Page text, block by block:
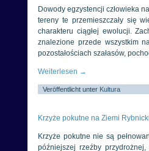
Dowody egzystencji człowieka
tereny te przemieszczały się
charakteru ciągłej ewolucji.
znalezione przede wszystkim
pozostałościach szałasów,
Weiterlesen →
Veröffentlicht unter Kultura
Krzyże pokutne na Ziemi
Krzyże pokutne nie są
późniejszej rzeźby